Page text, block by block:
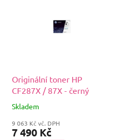
Originální toner HP
CF287X / 87X - černý
Skladem
9 063 Kč vč. DPH
7 490 Kč